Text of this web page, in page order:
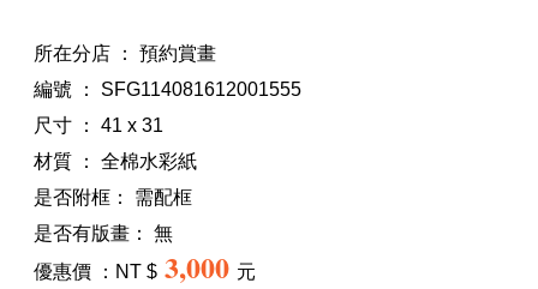
所在分店 ： 預約賞畫
編號 ： SFG114081612001555
尺寸 ： 41 x 31
材質 ： 全棉水彩紙
是否附框：
需配框
是否有版畫：
無
優惠價 ：NT $ 3,000 元